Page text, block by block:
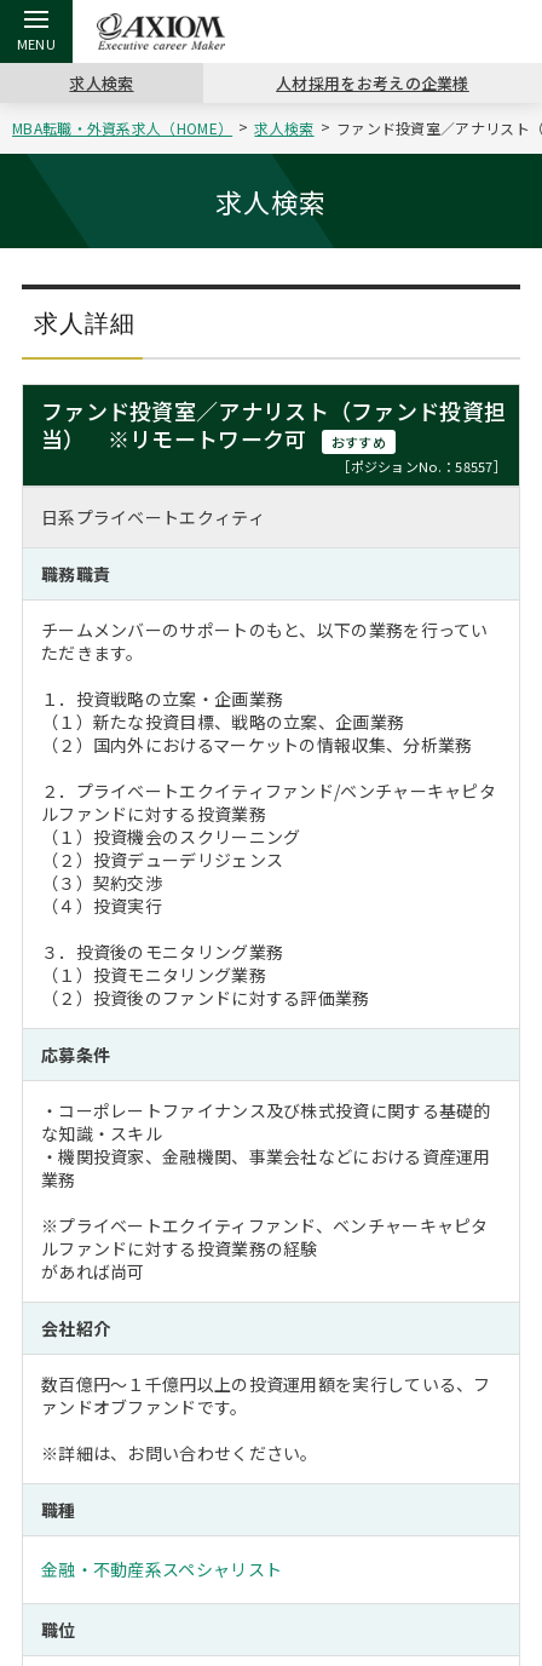
戻る
アクシアムの特長
戻る
コンサ
サービス案内
戻る
キャリ
コンサルタントの紹介
戻る
キャリア支援 TOP
キャリアデザイン講座
（最新求人市場動向）
戻る
MBAの
ステージ別アドバイス
MBAの転職事例
MBA留学生数の推移
戻る
日本か
インターン受入企業一覧
MBAを生かす求人特集
年齢と年収の相関図
戻る
転職ツール TOP
英文レジュメの書き方
戻る
パワー
職務経歴書の書き方
よくある面接Q&A集
戻る
転職コラム TOP
“展”職相談室
転職市場の明日をよめ
転職成功への4つの鍵
注目企業インタビュー
戻る
イベント・セミナー TOP
ジョブフェア
キャリアデザインセミナー
キャリアフォーラム
Career Talk Live
MBA NETWORKING
戻る
会社概要 TOP
沿革
主なクライアント
採用情報
ニュースリリース
求人検索 人材採用をお考えの企業様
MBA転職・外資系求人（HOME） 求人検索 ファンド投資室／アナリス
求人検索
求人詳細
ファンド投資室／アナリスト（ファンド投資担
当） ※リモートワーク可
おすすめ
［ポジションNo.：58557］
日系プライベートエクィティ
職務職責
チームメンバーのサポートのもと、以下の業務を行ってい
ただきます。
１．投資戦略の立案・企画業務
（１）新たな投資目標、戦略の立案、企画業務
（２）国内外におけるマーケットの情報収集、分析業務
２．プライベートエクイティファンド/ベンチャーキャピタ
ルファンドに対する投資業務
（１）投資機会のスクリーニング
（２）投資デューデリジェンス
（３）契約交渉
（４）投資実行
３．投資後のモニタリング業務
（１）投資モニタリング業務
（２）投資後のファンドに対する評価業務
応募条件
・コーポレートファイナンス及び株式投資に関する基礎的
な知識・スキル
・機関投資家、金融機関、事業会社などにおける資産運用
業務
※プライベートエクイティファンド、ベンチャーキャピタ
ルファンドに対する投資業務の経験
があれば尚可
会社紹介
数百億円～１千億円以上の投資運用額を実行している、フ
ァンドオブファンドです。
※詳細は、お問い合わせください。
職種
金融・不動産系スペシャリスト
職位